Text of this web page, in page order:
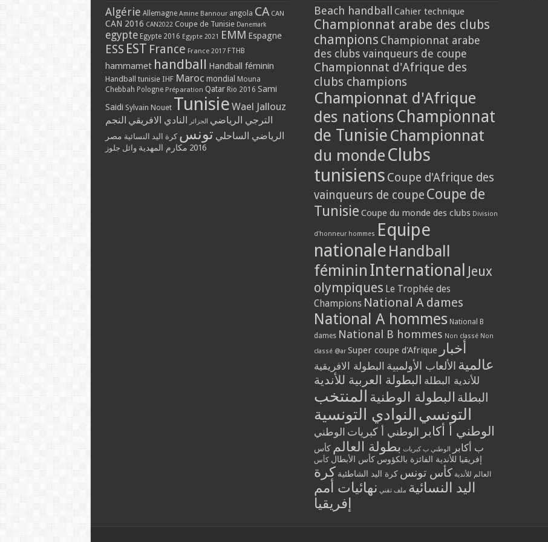
Algérie Allemagne Amine Bannour angola CA CAN
CAN 2016 CAN2022 Coupe de Tunisie Danemark
egypte Egypte 2016 Egypte 2021 EMM Espagne
ESS EST France France 2017 FTHB
hammamet handball Handball féminin
Handball tunisie IHF Maroc mondial Mouna
Chebbah Pologne Préparation Qatar Rio 2016 Sami
Saidi Sylvain Nouet Tunisie Wael Jallouz
الترجي الرياضي الجزائر النادي الافريقي النجم
الرياضي الساحلي تونس كرة اليد النسائية مصر
2016 مكارم المهدية وائل جلوز
Beach handball Cahier technique
Championnat arabe des clubs
champions Championnat arabe
des clubs vainqueurs de coupe
Championnat d'Afrique des
clubs champions
Championnat d'Afrique
des nations Championnat
de Tunisie Championnat
du monde Clubs
tunisiens Coupe d'Afrique des
vainqueurs de coupe Coupe de
Tunisie Coupe du monde des clubs Division
d'honneur hommes Equipe
nationale Handball
féminin International Jeux
olympiques Le Trophée des
Champions National A dames
National A hommes National B
dames National B hommes Non classé Non
classé @ar Super coupe d'Afrique أخبار
عالمية الألعاب الأولمبية البطولة الافريقية
للأندية البطلة البطولة العربية للأندية
البطلة البطولة الوطنية المنتخب
التونسي النوادي التونسية
الوطني أ أكابر الوطني أ كبريات الوطني
ب أكابر
الوطني ب كبريات بطولة العالم كأس
إفريقيا للأندية الفائزة بالكؤوس كأس الأبطال كأس
العالم للأندية كأس تونس كرة اليد الشاطئية كرة
اليد النسائية ملف تقني نهائيات أمم
إفريقيا